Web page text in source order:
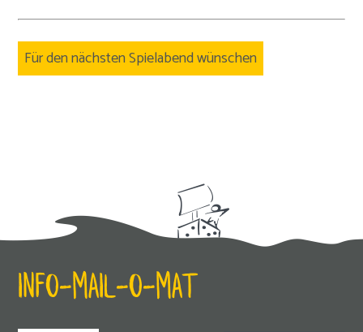
Für den nächsten Spielabend wünschen
INFO-MAIL-O-MAT